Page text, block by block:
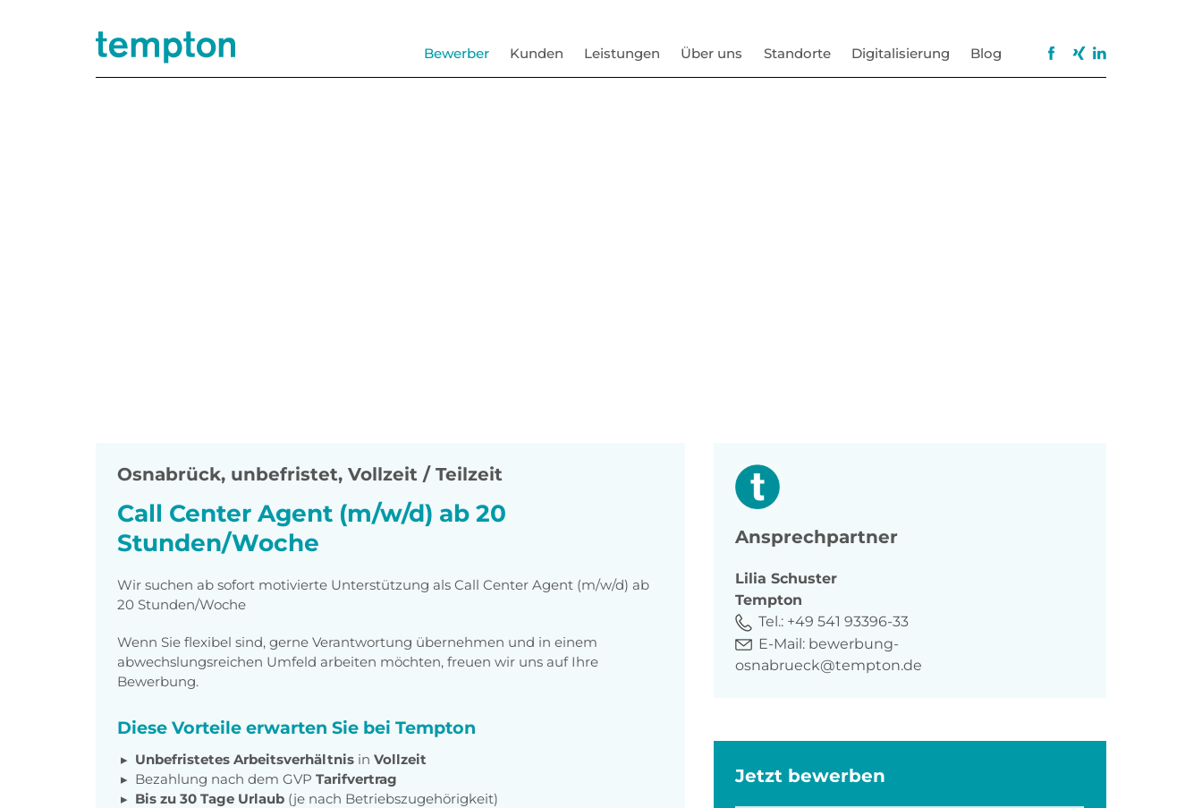
Bewerber Kunden Leistungen Über uns Standorte Digitalisierung Blog
Osnabrück, unbefristet, Vollzeit / Teilzeit
Call Center Agent (m/w/d) ab 20
Stunden/Woche
Wir suchen ab sofort motivierte Unterstützung als Call Center Agent (m/w/d) ab
20 Stunden/Woche
Wenn Sie flexibel sind, gerne Verantwortung übernehmen und in einem
abwechslungsreichen Umfeld arbeiten möchten, freuen wir uns auf Ihre
Bewerbung.
Diese Vorteile erwarten Sie bei Tempton
Unbefristetes Arbeitsverhältnis in Vollzeit
Bezahlung nach dem GVP Tarifvertrag
Bis zu 30 Tage Urlaub (je nach Betriebszugehörigkeit)
Ansprechpartner
Lilia Schuster
Tempton
Tel.: +49 541 93396-33
E-Mail: bewerbung-
osnabrueck@tempton.de
Jetzt bewerben